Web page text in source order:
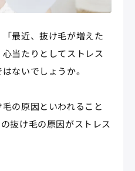
最近、抜け毛が増えた
当たりとしてストレス
ないでしょうか。
の原因といわれること
抜け毛の原因がストレス